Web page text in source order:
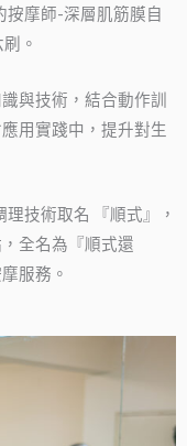
按摩師-深層肌筋膜自
。
與技術，結合動作訓
用實踐中，提升對生
技術取名 『順式』，
全名為『順式還
服務。